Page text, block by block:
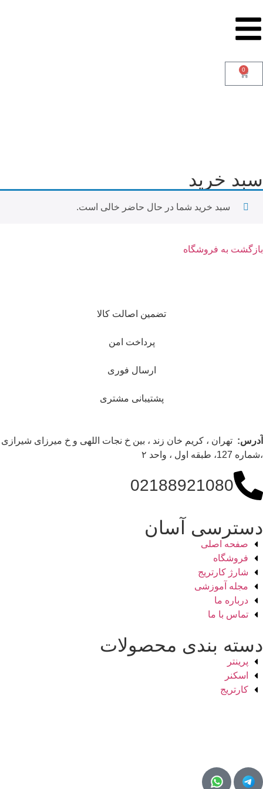
0
سبد خرید
سبد خرید شما در حال حاضر خالی است.
بازگشت به فروشگاه
تضمین اصالت کالا
پرداخت امن
ارسال فوری
پشتیبانی مشتری
آدرس: تهران ، کریم خان زند ، بین خ نجات اللهی و خ میرزای شیرازی
،شماره 127، طبقه اول ، واحد ۲
02188921080
دسترسی آسان
صفحه اصلی
فروشگاه
شارژ کارتریج
مجله آموزشی
درباره ما
تماس با ما
دسته بندی محصولات
پرینتر
اسکنر
کارتریج